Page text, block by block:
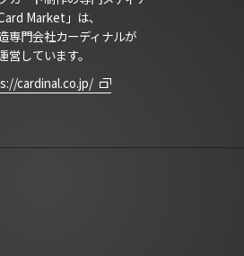
Card Market」は、
専門会社カーディナルが
営しています。
cardinal.co.jp/